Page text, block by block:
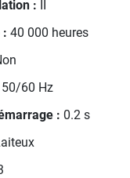
:
: 40 000 heures
50/60 Hz
: 0.2 s